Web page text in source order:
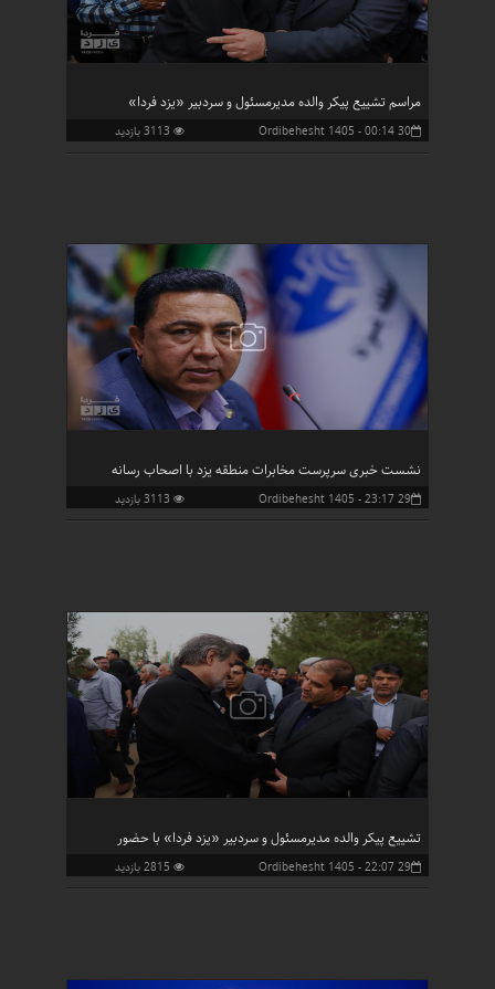
مراسم تشییع پیکر والده مدیرمسئول و سردبیر «یزد فردا»
30 Ordibehesht 1405 - 00:14 3113 بازدید
نشست خبری سرپرست مخابرات منطقه یزد با اصحاب رسانه
29 Ordibehesht 1405 - 23:17 3113 بازدید
تشییع پیکر والده مدیرمسئول و سردبیر «یزد فردا» با حضور
اسماعیل دهستانی، معاون سیاسی، امنیتی و اجتماعی استاندار یزد
29 Ordibehesht 1405 - 22:07 2815 بازدید